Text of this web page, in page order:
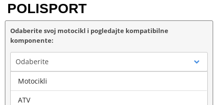
POLISPORT
Odaberite svoj motocikl i pogledajte kompatibilne
komponente:
Odaberite
Marka
Motocikli
ATV